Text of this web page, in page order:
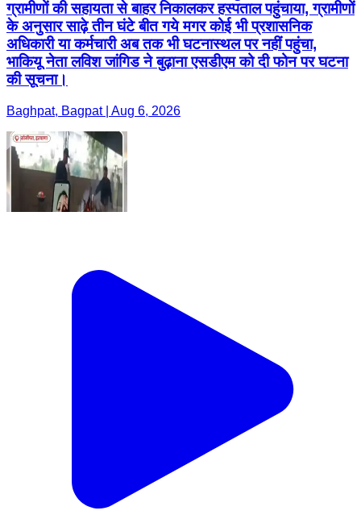
ग्रामीणों की सहायता से बाहर निकालकर हस्पताल पहुंचाया, ग्रामीणों
के अनुसार साढ़े तीन घंटे बीत गये मगर कोई भी प्रशासनिक
अधिकारी या कर्मचारी अब तक भी घटनास्थल पर नहीं पहुंचा,
भाकियू नेता लविश जांगिड ने बुढ़ाना एसडीएम को दी फोन पर घटना
की सूचना।
Baghpat, Bagpat | Aug 6, 2026